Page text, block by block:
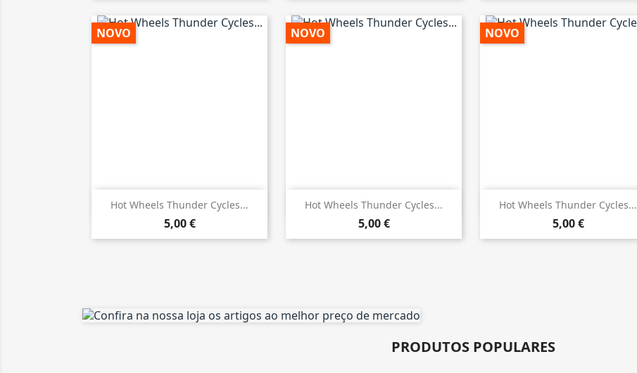
Hot Wheels Thunder Cycles...
5,00 €
NOVO
 Vista rápida Hot Wheels Thunder Cycles...
5,00 €
NOVO
 Vista rápida Hot Wheels Thunder Cycles...
5,00 €
NOVO
 Vista rápida
PRODUTOS POPULARES